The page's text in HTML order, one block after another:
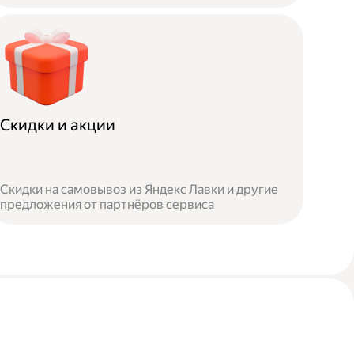
Скидки и акции
Скидки на самовывоз из Яндекс Лавки и другие
предложения от партнёров сервиса